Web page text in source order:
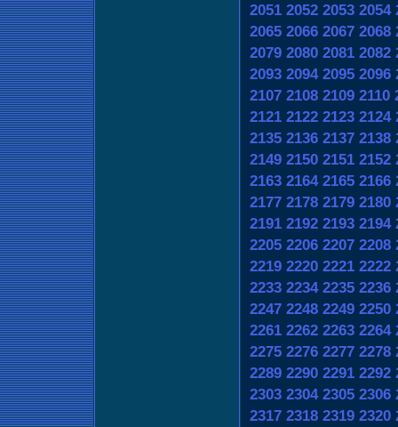
2051 2052 2053 2054
2065 2066 2067 2068
2079 2080 2081 2082
2093 2094 2095 2096
2107 2108 2109 2110
2121 2122 2123 2124
2135 2136 2137 2138
2149 2150 2151 2152
2163 2164 2165 2166
2177 2178 2179 2180
2191 2192 2193 2194
2205 2206 2207 2208
2219 2220 2221 2222
2233 2234 2235 2236
2247 2248 2249 2250
2261 2262 2263 2264
2275 2276 2277 2278
2289 2290 2291 2292
2303 2304 2305 2306
2317 2318 2319 2320